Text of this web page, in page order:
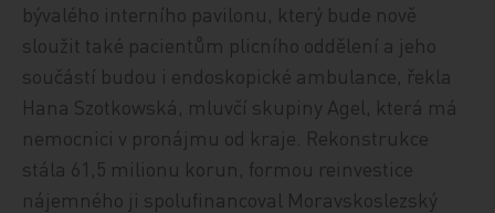
bývalého interního pavilonu, který bude nově
sloužit také pacientům plicního oddělení a jeho
součástí budou i endoskopické ambulance, řekla
Hana Szotkowská, mluvčí skupiny Agel, která má
nemocnici v pronájmu od kraje. Rekonstrukce
stála 61,5 milionu korun, formou reinvestice
nájemného ji spolufinancoval Moravskoslezský